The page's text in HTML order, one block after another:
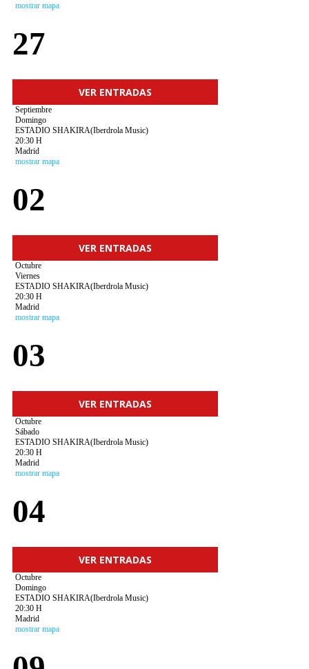
mostrar mapa
27
VER ENTRADAS
Septiembre
Domingo
ESTADIO SHAKIRA(Iberdrola Music)
20:30 H
Madrid
mostrar mapa
02
VER ENTRADAS
Octubre
Viernes
ESTADIO SHAKIRA(Iberdrola Music)
20:30 H
Madrid
mostrar mapa
03
VER ENTRADAS
Octubre
Sábado
ESTADIO SHAKIRA(Iberdrola Music)
20:30 H
Madrid
mostrar mapa
04
VER ENTRADAS
Octubre
Domingo
ESTADIO SHAKIRA(Iberdrola Music)
20:30 H
Madrid
mostrar mapa